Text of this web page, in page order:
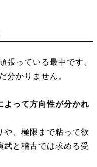
張っている最中です。
分かりません。
よって方向性が分かれ
や、極限まで粘って欲
武と稽古では求める受